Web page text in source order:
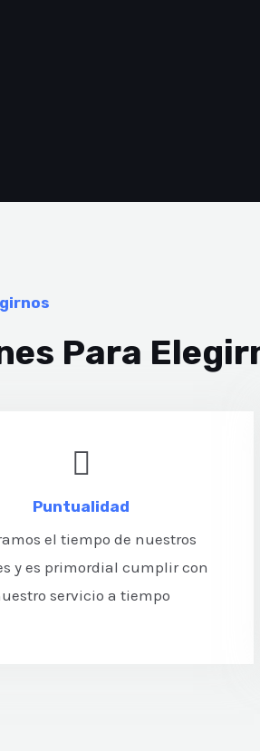
Para
Puntualidad
el tiempo de nuestros
y es primordial cumplir con
servicio a tiempo